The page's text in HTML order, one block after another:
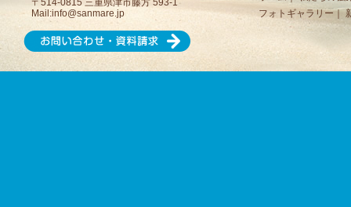
〒514-0815 三重県津市藤方 593-1
Mail:info@sanmare.jp
フォトギャラリー｜